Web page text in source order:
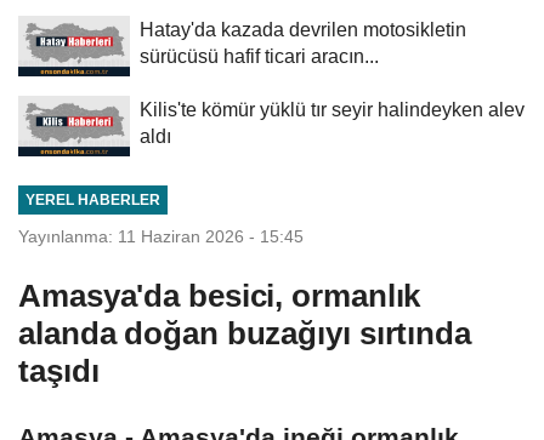
Hatay'da kazada devrilen motosikletin
sürücüsü hafif ticari aracın...
Kilis'te kömür yüklü tır seyir halindeyken alev
aldı
YEREL HABERLER
Yayınlanma: 11 Haziran 2026 - 15:45
Amasya'da besici, ormanlık
alanda doğan buzağıyı sırtında
taşıdı